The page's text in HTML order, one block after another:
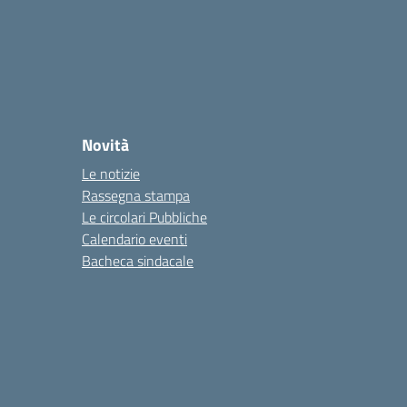
Novità
Le notizie
Rassegna stampa
Le circolari Pubbliche
Calendario eventi
Bacheca sindacale